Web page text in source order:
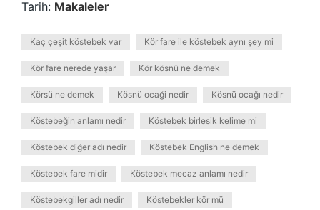
Tarih: Makaleler
Kaç çeşit köstebek var Kör fare ile köstebek aynı şey mi
Kör fare nerede yaşar Kör kösnü ne demek
Körsü ne demek Kösnü ocaği nedir Kösnü ocağı nedir
Köstebeğin anlamı nedir Köstebek birlesik kelime mi
Köstebek diğer adı nedir Köstebek English ne demek
Köstebek fare midir Köstebek mecaz anlamı nedir
Köstebekgiller adı nedir Köstebekler kör mü